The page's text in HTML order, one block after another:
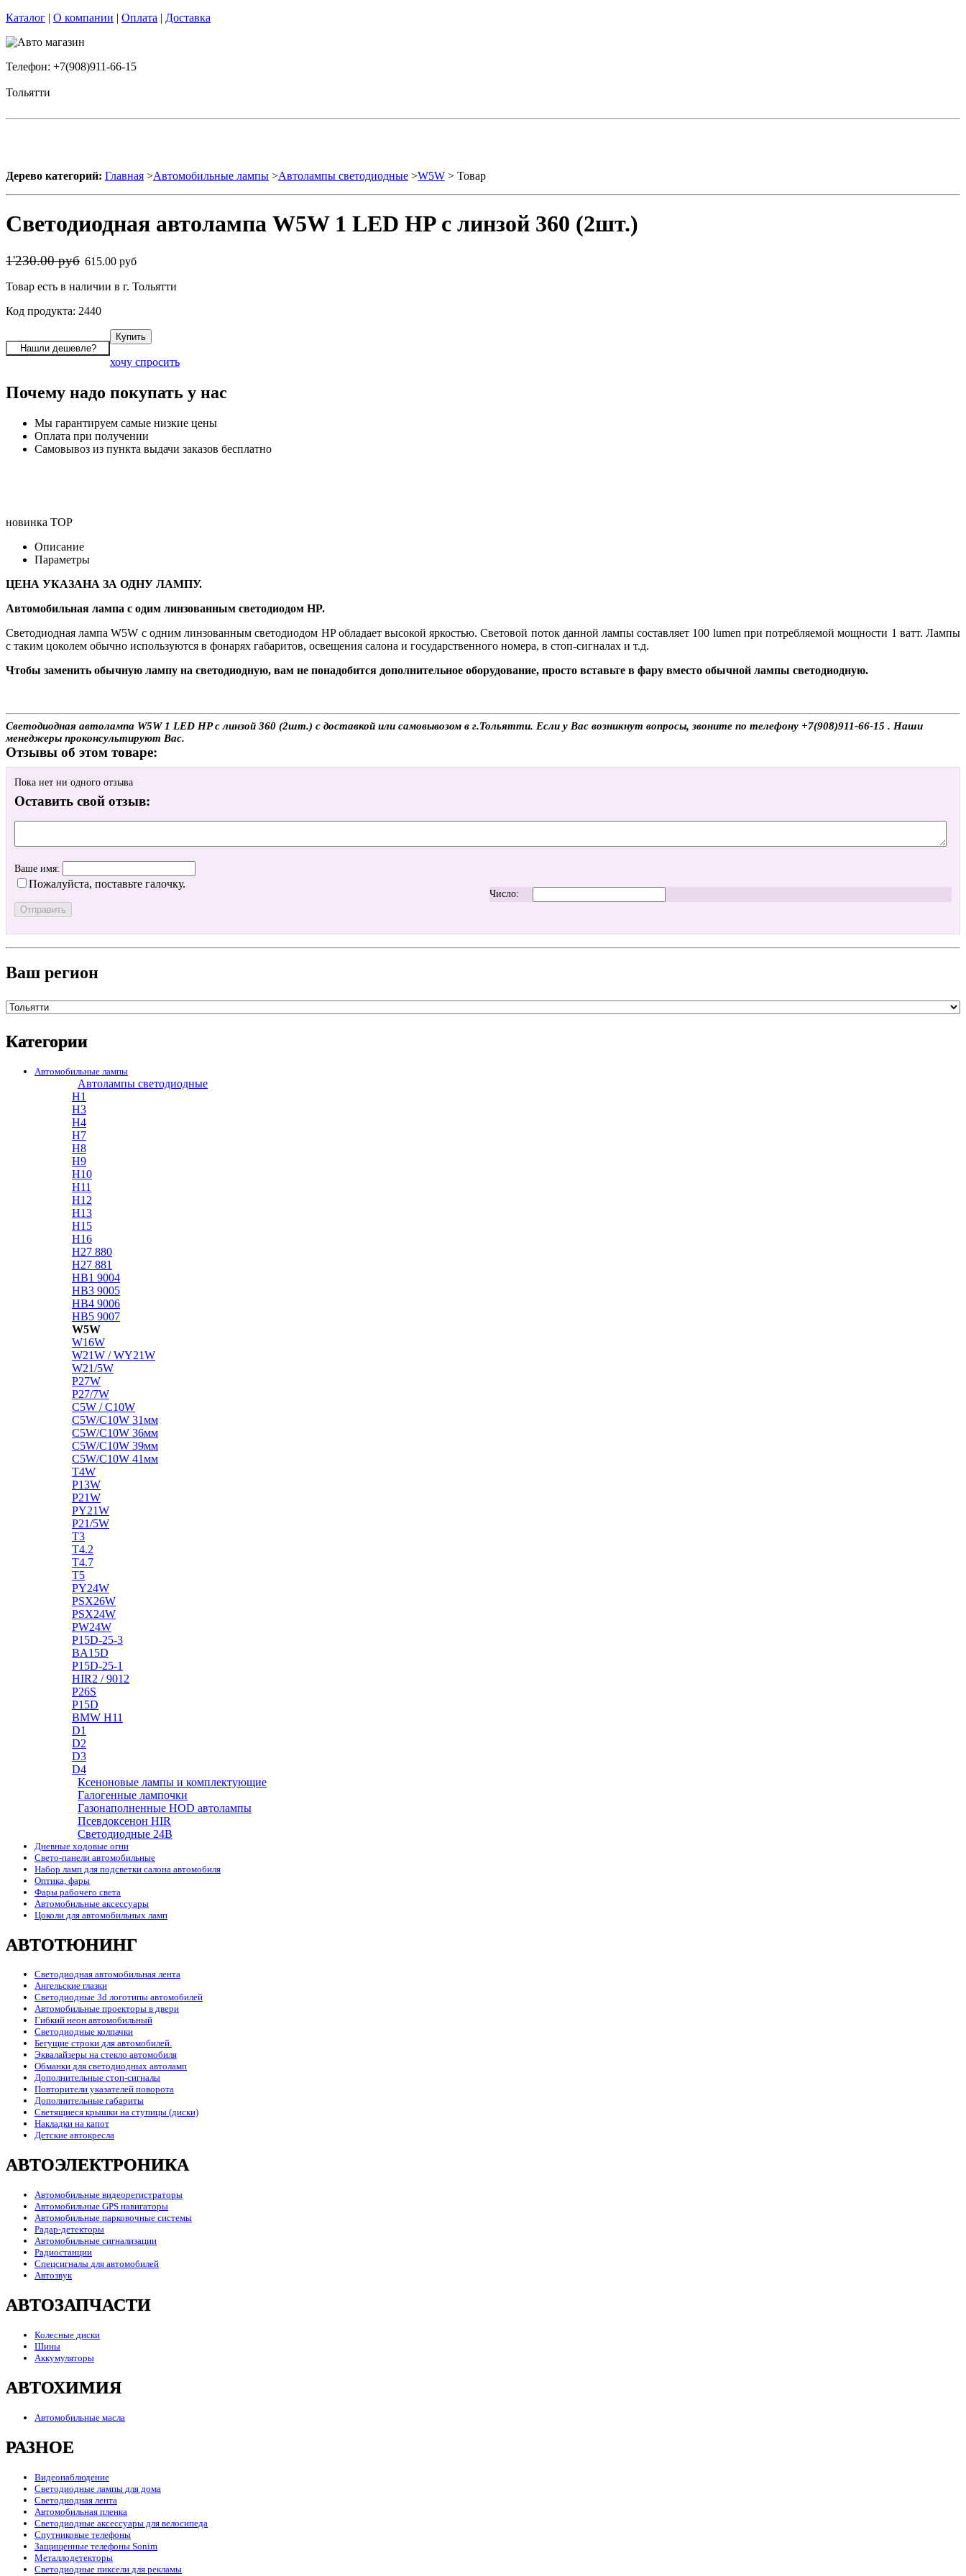
Каталог | О компании | Оплата | Доставка
Телефон: +7(908)911-66-15
Тольятти
Дерево категорий: Главная >Автомобильные лампы >Автолампы светодиодные >W5W > Товар
Светодиодная автолампа W5W 1 LED HP с линзой 360 (2шт.)
1'230.00 руб 615.00 руб
Товар есть в наличии в г. Тольятти
Код продукта: 2440
хочу спросить
Почему надо покупать у нас
Мы гарантируем самые низкие цены
Оплата при получении
Самовывоз из пункта выдачи заказов бесплатно
новинка TOP
Описание
Параметры
ЦЕНА УКАЗАНА ЗА ОДНУ ЛАМПУ.
Автомобильная лампа с одим линзованным светодиодом HP.
Светодиодная лампа W5W с одним линзованным светодиодом HP обладает высокой яркостью. Световой поток данной лампы составляет 100 lumen при потребляемой мощности 1 ватт. Лампы
с таким цоколем обычно используются в фонарях габаритов, освещения салона и государственного номера, в стоп-сигналах и т.д.
Чтобы заменить обычную лампу на светодиодную, вам не понадобится дополнительное оборудование, просто вставьте в фару вместо обычной лампы светодиодную.
Светодиодная автолампа W5W 1 LED HP с линзой 360 (2шт.) с доставкой или самовывозом в г.Тольятти. Если у Вас возникнут вопросы, звоните по телефону +7(908)911-66-15 . Наши
менеджеры проконсультируют Вас.
Отзывы об этом товаре:
Пока нет ни одного отзыва
Оставить свой отзыв:
Ваше имя:
Пожалуйста, поставьте галочку.
Число:
Ваш регион
Категории
Автомобильные лампы
Автолампы светодиодные
H1
H3
H4
H7
H8
H9
H10
H11
H12
H13
H15
H16
H27 880
H27 881
HB1 9004
HB3 9005
HB4 9006
HB5 9007
W5W
W16W
W21W / WY21W
W21/5W
P27W
P27/7W
C5W / C10W
C5W/C10W 31мм
C5W/C10W 36мм
C5W/C10W 39мм
C5W/C10W 41мм
T4W
P13W
P21W
PY21W
P21/5W
T3
T4.2
T4.7
T5
PY24W
PSX26W
PSX24W
PW24W
P15D-25-3
BA15D
P15D-25-1
HIR2 / 9012
P26S
P15D
BMW H11
D1
D2
D3
D4
Ксеноновые лампы и комплектующие
Галогенные лампочки
Газонаполненные HOD автолампы
Псевдоксенон HIR
Cветодиодные 24B
Дневные ходовые огни
Свето-панели автомобильные
Набор ламп для подсветки салона автомобиля
Оптика, фары
Фары рабочего света
Автомобильные аксессуары
Цоколи для автомобильных ламп
АВТОТЮНИНГ
Светодиодная автомобильная лента
Ангельские глазки
Светодиодные 3d логотипы автомобилей
Автомобильные проекторы в двери
Гибкий неон автомобильный
Светодиодные колпачки
Бегущие строки для автомобилей.
Эквалайзеры на стекло автомобиля
Обманки для светодиодных автоламп
Дополнительные стоп-сигналы
Повторители указателей поворота
Дополнительные габариты
Светящиеся крышки на ступицы (диски)
Накладки на капот
Детские автокресла
АВТОЭЛЕКТРОНИКА
Автомобильные видеорегистраторы
Автомобильные GPS навигаторы
Автомобильные парковочные системы
Радар-детекторы
Автомобильные сигнализации
Радиостанции
Спецсигналы для автомобилей
Автозвук
АВТОЗАПЧАСТИ
Колесные диски
Шины
Аккумуляторы
АВТОХИМИЯ
Автомобильные масла
РАЗНОЕ
Видеонаблюдение
Светодиодные лампы для дома
Светодиодная лента
Автомобильная пленка
Светодиодные аксессуары для велосипеда
Спутниковые телефоны
Защищенные телефоны Sonim
Металлодетекторы
Светодиодные пиксели для рекламы